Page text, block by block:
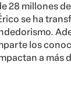
28 millones de
se ha
los
a más